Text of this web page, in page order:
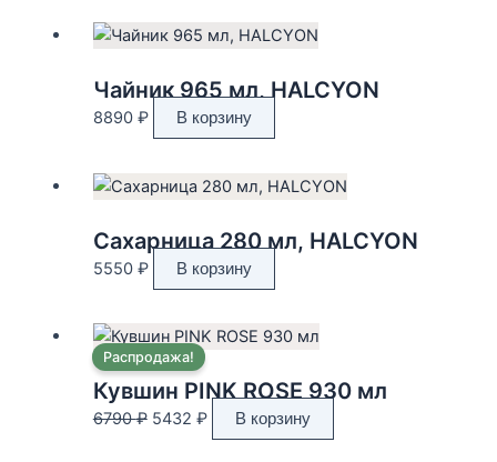
Чайник 965 мл, HALCYON
8890 ₽ В корзину
Сахарница 280 мл, HALCYON
5550 ₽ В корзину
Распродажа!
Кувшин PINK ROSE 930 мл
6790₽ Первоначальная
5432 ₽Текущая
цена:
В корзину